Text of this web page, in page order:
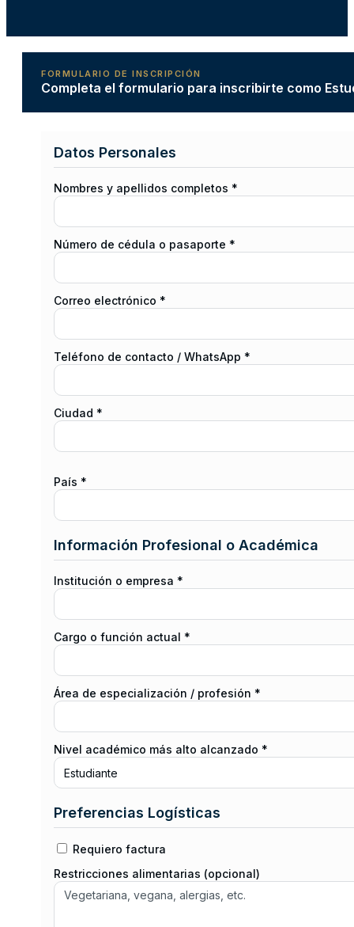
FORMULARIO DE INSCRIPCIÓN
Completa el formulario para inscribirte como
Datos Personales
Nombres y apellidos completos *
Número de cédula o pasaporte *
Correo electrónico *
Teléfono de contacto / WhatsApp *
Ciudad *
País *
Información Profesional o Académica
Institución o empresa *
Cargo o función actual *
Área de especialización / profesión *
Nivel académico más alto alcanzado *
Preferencias Logísticas
Requiero factura
Restricciones alimentarias (opcional)